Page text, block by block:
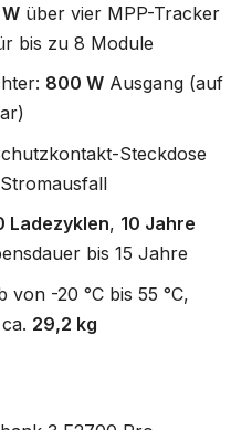
über vier MPP-Tracker
bis zu 8 Module
800 W Ausgang (auf
Steckdose
Ladezyklen, 10 Jahre
bis 15 Jahre
von -20 °C bis 55 °C,
29,2 kg